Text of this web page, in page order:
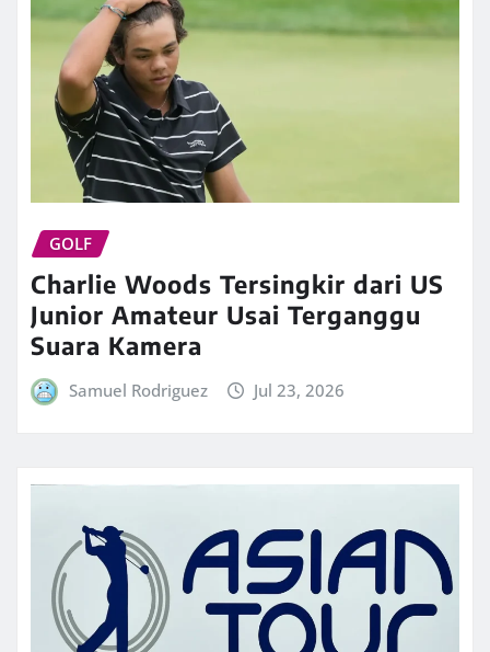
GOLF
Charlie Woods Tersingkir dari US
Junior Amateur Usai Terganggu
Suara Kamera
Samuel Rodriguez Jul 23, 2026